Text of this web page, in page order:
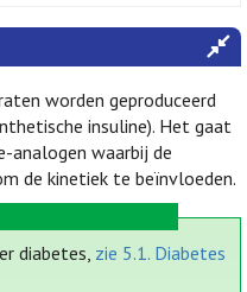
worden geproduceerd
insuline). Het gaat
analogen waarbij de
de kinetiek te beïnvloeden.
diabetes, zie 5.1. Diabetes